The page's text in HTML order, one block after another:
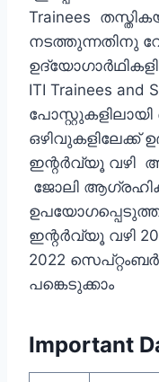
Trainees
നടത്തുന്നതിനു
ITI Trainees and
ഒഴിവുകളിലേക്ക്
ഇന്റര്‍വ്യൂ വഴി
ജോലി
ഇന്റര്‍വ്യൂ വഴി
2022
പങ്കെടുക്കാം
Important